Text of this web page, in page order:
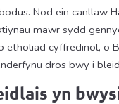
Nod ein canllaw
mawr sydd
etholiad cyffredinol, o
dros bwy i
yn